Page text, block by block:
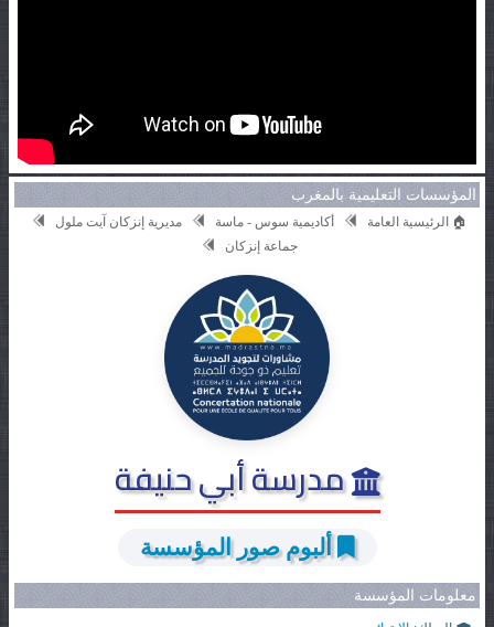
المؤسسات التعليمية بالمغرب
🏠 الرئيسية العامة أكاديمية سوس - ماسة
مديرية إنزكان آيت ملول
جماعة إنزكان
مدرسة أبي حنيفة
ألبوم صور المؤسسة
معلومات المؤسسة